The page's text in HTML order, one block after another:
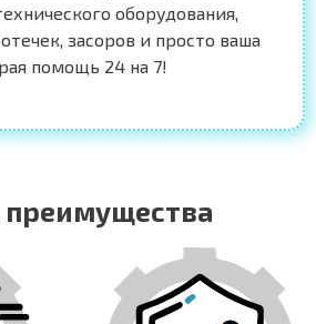
оборудования,
засоров и просто ваша
помощь 24 на 7!